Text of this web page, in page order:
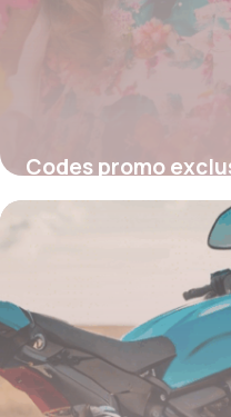
Codes promo
astuces pour